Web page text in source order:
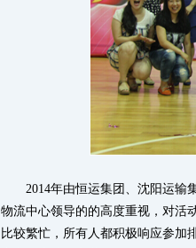
2014年由恒运集团、沈阳运输
物流中心领导的的高度重视， 对活
比较繁忙，所有人都积极响应参加